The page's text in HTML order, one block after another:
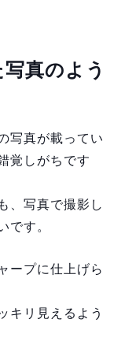
真のよう
写真が載ってい
覚しがちです
、写真で撮影し
です。
ープに仕上げら
キリ見えるよう